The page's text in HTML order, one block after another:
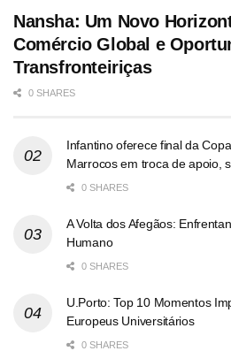
Nansha: Um Novo
Comércio Global e
Transfronteiriças
0 SHARES
Infantino oferece final da
Marrocos em troca de apoio,
0 SHARES
A Volta dos Afegãos:
Humano
0 SHARES
U.Porto: Top 10 Momentos
Europeus Universitários
0 SHARES